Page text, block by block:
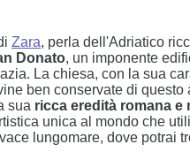
Zara, perla dell'Adriatico
Donato, un imponente
La chiesa, con la sua
ben conservate di
sua ricca eredità romana e
unica al mondo che
lungomare, dove potrai